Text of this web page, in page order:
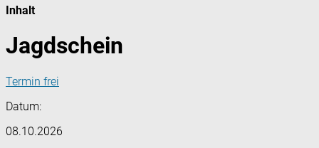
Inhalt
Jagdschein
Termin frei
Datum:
08.10.2026